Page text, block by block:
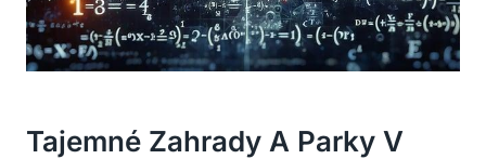
Tajemné Zahrady A Parky V